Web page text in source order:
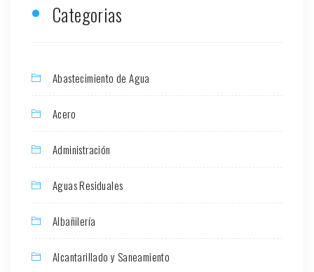
Categorias
Abastecimiento de Agua
Acero
Administración
Aguas Residuales
Albañilería
Alcantarillado y Saneamiento